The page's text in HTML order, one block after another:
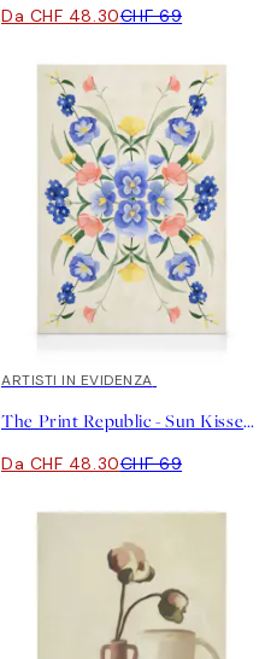
Da CHF 48.30CHF 69
30%*
ARTISTI IN EVIDENZA
The Print Republic - Sun Kissed Garden No1 Stampa su Tela
Da CHF 48.30CHF 69